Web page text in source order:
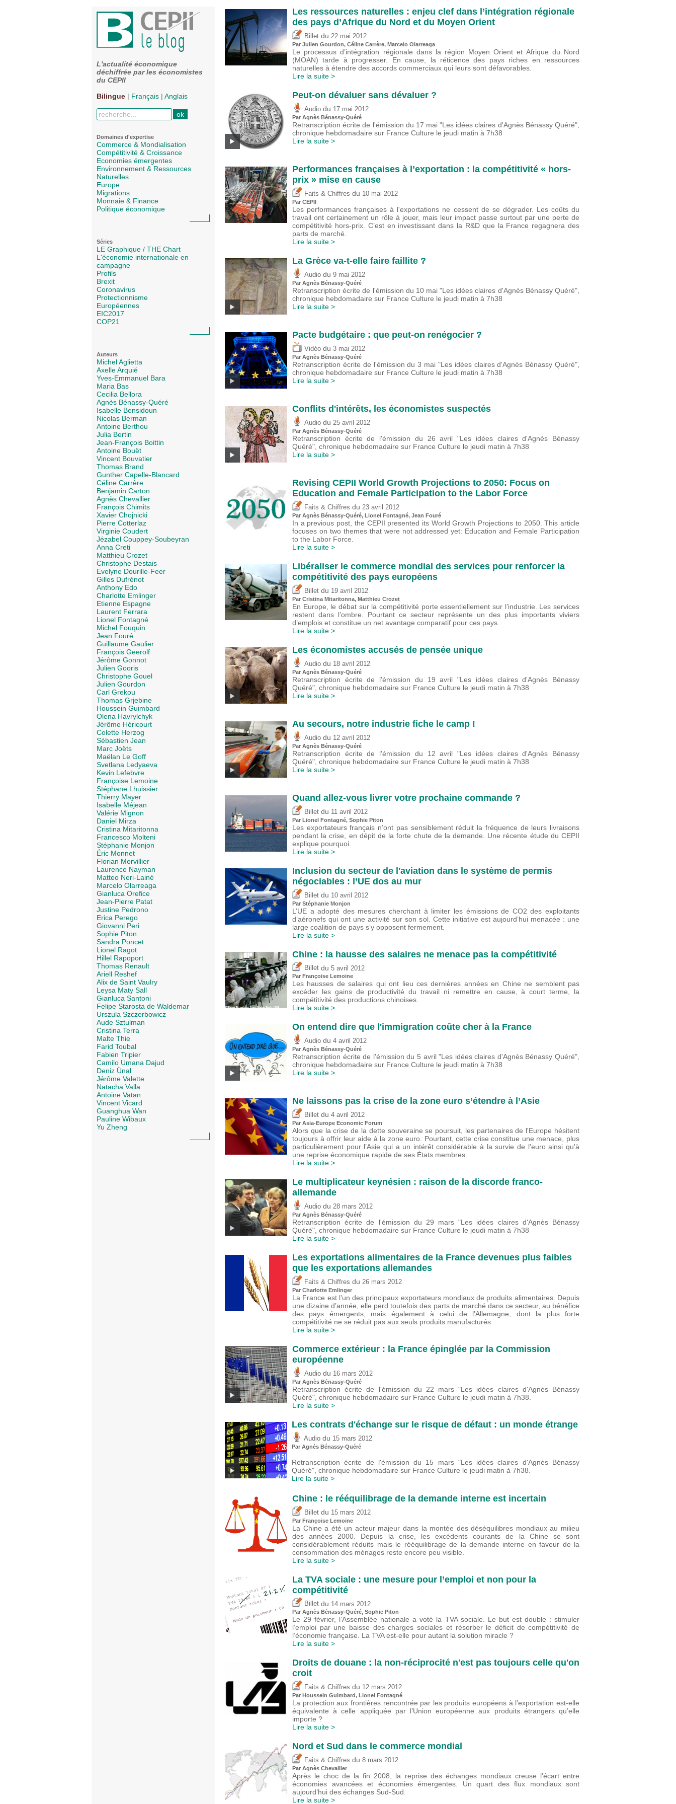
L'actualité économique
déchiffrée par les économistes
du CEPII
Bilingue | Français | Anglais
Domaines d'expertise
Commerce & Mondialisation
Compétitivité & Croissance
Economies émergentes
Environnement & Ressources
Naturelles
Europe
Migrations
Monnaie & Finance
Politique économique
Séries
LE Graphique / THE Chart
L'économie internationale en
campagne
Profils
Brexit
Coronavirus
Protectionnisme
Européennes
EIC2017
COP21
Auteurs
Michel Aglietta
Axelle Arquié
Yves-Emmanuel Bara
Maria Bas
Cecilia Bellora
Agnès Bénassy-Quéré
Isabelle Bensidoun
Nicolas Berman
Antoine Berthou
Julia Bertin
Jean-François Boittin
Antoine Bouët
Vincent Bouvatier
Thomas Brand
Gunther Capelle-Blancard
Céline Carrère
Benjamin Carton
Agnès Chevallier
François Chimits
Xavier Chojnicki
Pierre Cotterlaz
Virginie Coudert
Jézabel Couppey-Soubeyran
Anna Creti
Matthieu Crozet
Christophe Destais
Evelyne Dourille-Feer
Gilles Dufrénot
Anthony Edo
Charlotte Emlinger
Etienne Espagne
Laurent Ferrara
Lionel Fontagné
Michel Fouquin
Jean Fouré
Guillaume Gaulier
François Geerolf
Jérôme Gonnot
Julien Gooris
Christophe Gouel
Julien Gourdon
Carl Grekou
Thomas Grjebine
Houssein Guimbard
Olena Havrylchyk
Jérôme Héricourt
Colette Herzog
Sébastien Jean
Marc Joëts
Maëlan Le Goff
Svetlana Ledyaeva
Kevin Lefebvre
Françoise Lemoine
Stéphane Lhuissier
Thierry Mayer
Isabelle Méjean
Valérie Mignon
Daniel Mirza
Cristina Mitaritonna
Francesco Molteni
Stéphanie Monjon
Éric Monnet
Florian Morvillier
Laurence Nayman
Matteo Neri-Lainé
Marcelo Olarreaga
Gianluca Orefice
Jean-Pierre Patat
Justine Pedrono
Erica Perego
Giovanni Peri
Sophie Piton
Sandra Poncet
Lionel Ragot
Hillel Rapoport
Thomas Renault
Ariell Reshef
Alix de Saint Vaulry
Leysa Maty Sall
Gianluca Santoni
Felipe Starosta de Waldemar
Urszula Szczerbowicz
Aude Sztulman
Cristina Terra
Malte Thie
Farid Toubal
Fabien Tripier
Camilo Umana Dajud
Deniz Ünal
Jérôme Valette
Natacha Valla
Antoine Vatan
Vincent Vicard
Guanghua Wan
Pauline Wibaux
Yu Zheng
Les ressources naturelles : enjeu clef dans l’intégration régionale
des pays d’Afrique du Nord et du Moyen Orient
Billet du 22 mai 2012
Par Julien Gourdon, Céline Carrère, Marcelo Olarreaga
Le processus d’intégration régionale dans la région Moyen Orient et Afrique du Nord
(MOAN) tarde à progresser. En cause, la réticence des pays riches en ressources
naturelles à étendre des accords commerciaux qui leurs sont défavorables.
Lire la suite >
Peut-on dévaluer sans dévaluer ?
Audio du 17 mai 2012
Par Agnès Bénassy-Quéré
Retranscription écrite de l'émission du 17 mai "Les idées claires d'Agnès Bénassy Quéré",
chronique hebdomadaire sur France Culture le jeudi matin à 7h38
Lire la suite >
Performances françaises à l’exportation : la compétitivité « hors-
prix » mise en cause
Faits & Chiffres du 10 mai 2012
Par CEPII
Les performances françaises à l'exportations ne cessent de se dégrader. Les coûts du
travail ont certainement un rôle à jouer, mais leur impact passe surtout par une perte de
compétitivité hors-prix. C’est en investissant dans la R&D que la France regagnera des
parts de marché.
Lire la suite >
La Grèce va-t-elle faire faillite ?
Audio du 9 mai 2012
Par Agnès Bénassy-Quéré
Retranscription écrite de l'émission du 10 mai "Les idées claires d'Agnès Bénassy Quéré",
chronique hebdomadaire sur France Culture le jeudi matin à 7h38
Lire la suite >
Pacte budgétaire : que peut-on renégocier ?
Vidéo du 3 mai 2012
Par Agnès Bénassy-Quéré
Retranscription écrite de l'émission du 3 mai "Les idées claires d'Agnès Bénassy Quéré",
chronique hebdomadaire sur France Culture le jeudi matin à 7h38
Lire la suite >
Conflits d'intérêts, les économistes suspectés
Audio du 25 avril 2012
Par Agnès Bénassy-Quéré
Retranscription écrite de l'émission du 26 avril "Les idées claires d'Agnès Bénassy
Quéré", chronique hebdomadaire sur France Culture le jeudi matin à 7h38
Lire la suite >
Revising CEPII World Growth Projections to 2050: Focus on
Education and Female Participation to the Labor Force
Faits & Chiffres du 23 avril 2012
Par Agnès Bénassy-Quéré, Lionel Fontagné, Jean Fouré
In a previous post, the CEPII presented its World Growth Projections to 2050. This article
focuses on two themes that were not addressed yet: Education and Female Participation
to the Labor Force.
Lire la suite >
Libéraliser le commerce mondial des services pour renforcer la
compétitivité des pays européens
Billet du 19 avril 2012
Par Cristina Mitaritonna, Matthieu Crozet
En Europe, le débat sur la compétitivité porte essentiellement sur l’industrie. Les services
restent dans l’ombre. Pourtant ce secteur représente un des plus importants viviers
d’emplois et constitue un net avantage comparatif pour ces pays.
Lire la suite >
Les économistes accusés de pensée unique
Audio du 18 avril 2012
Par Agnès Bénassy-Quéré
Retranscription écrite de l'émission du 19 avril "Les idées claires d'Agnès Bénassy
Quéré", chronique hebdomadaire sur France Culture le jeudi matin à 7h38
Lire la suite >
Au secours, notre industrie fiche le camp !
Audio du 12 avril 2012
Par Agnès Bénassy-Quéré
Retranscription écrite de l'émission du 12 avril "Les idées claires d'Agnès Bénassy
Quéré", chronique hebdomadaire sur France Culture le jeudi matin à 7h38
Lire la suite >
Quand allez-vous livrer votre prochaine commande ?
Billet du 11 avril 2012
Par Lionel Fontagné, Sophie Piton
Les exportateurs français n’ont pas sensiblement réduit la fréquence de leurs livraisons
pendant la crise, en dépit de la forte chute de la demande. Une récente étude du CEPII
explique pourquoi.
Lire la suite >
Inclusion du secteur de l'aviation dans le système de permis
négociables : l’UE dos au mur
Billet du 10 avril 2012
Par Stéphanie Monjon
L’UE a adopté des mesures cherchant à limiter les émissions de CO2 des exploitants
d’aéronefs qui ont une activité sur son sol. Cette initiative est aujourd’hui menacée : une
large coalition de pays s’y opposent fermement.
Lire la suite >
Chine : la hausse des salaires ne menace pas la compétitivité
Billet du 5 avril 2012
Par Françoise Lemoine
Les hausses de salaires qui ont lieu ces dernières années en Chine ne semblent pas
excéder les gains de productivité du travail ni remettre en cause, à court terme, la
compétitivité des productions chinoises.
Lire la suite >
On entend dire que l'immigration coûte cher à la France
Audio du 4 avril 2012
Par Agnès Bénassy-Quéré
Retranscription écrite de l'émission du 5 avril "Les idées claires d'Agnès Bénassy Quéré",
chronique hebdomadaire sur France Culture le jeudi matin à 7h38
Lire la suite >
Ne laissons pas la crise de la zone euro s’étendre à l’Asie
Billet du 4 avril 2012
Par Asia-Europe Economic Forum
Alors que la crise de la dette souveraine se poursuit, les partenaires de l'Europe hésitent
toujours à offrir leur aide à la zone euro. Pourtant, cette crise constitue une menace, plus
particulièrement pour l’Asie qui a un intérêt considérable à la survie de l'euro ainsi qu'à
une reprise économique rapide de ses États membres.
Lire la suite >
Le multiplicateur keynésien : raison de la discorde franco-
allemande
Audio du 28 mars 2012
Par Agnès Bénassy-Quéré
Retranscription écrite de l'émission du 29 mars "Les idées claires d'Agnès Bénassy
Quéré", chronique hebdomadaire sur France Culture le jeudi matin à 7h38
Lire la suite >
Les exportations alimentaires de la France devenues plus faibles
que les exportations allemandes
Faits & Chiffres du 26 mars 2012
Par Charlotte Emlinger
La France est l’un des principaux exportateurs mondiaux de produits alimentaires. Depuis
une dizaine d’année, elle perd toutefois des parts de marché dans ce secteur, au bénéfice
des pays émergents, mais également à celui de l’Allemagne, dont la plus forte
compétitivité ne se réduit pas aux seuls produits manufacturés.
Lire la suite >
Commerce extérieur : la France épinglée par la Commission
européenne
Audio du 16 mars 2012
Par Agnès Bénassy-Quéré
Retranscription écrite de l'émission du 22 mars "Les idées claires d'Agnès Bénassy
Quéré", chronique hebdomadaire sur France Culture le jeudi matin à 7h38.
Lire la suite >
Les contrats d'échange sur le risque de défaut : un monde étrange
Audio du 15 mars 2012
Par Agnès Bénassy-Quéré
Retranscription écrite de l'émission du 15 mars "Les idées claires d'Agnès Bénassy
Quéré", chronique hebdomadaire sur France Culture le jeudi matin à 7h38.
Lire la suite >
Chine : le rééquilibrage de la demande interne est incertain
Billet du 15 mars 2012
Par Françoise Lemoine
La Chine a été un acteur majeur dans la montée des déséquilibres mondiaux au milieu
des années 2000. Depuis la crise, les excédents courants de la Chine se sont
considérablement réduits mais le rééquilibrage de la demande interne en faveur de la
consommation des ménages reste encore peu visible.
Lire la suite >
La TVA sociale : une mesure pour l’emploi et non pour la
compétitivité
Billet du 14 mars 2012
Par Agnès Bénassy-Quéré, Sophie Piton
Le 29 février, l’Assemblée nationale a voté la TVA sociale. Le but est double : stimuler
l’emploi par une baisse des charges sociales et résorber le déficit de compétitivité de
l’économie française. La TVA est-elle pour autant la solution miracle ?
Lire la suite >
Droits de douane : la non-réciprocité n'est pas toujours celle qu'on
croit
Faits & Chiffres du 12 mars 2012
Par Houssein Guimbard, Lionel Fontagné
La protection aux frontières rencontrée par les produits européens à l’exportation est-elle
équivalente à celle appliquée par l’Union européenne aux produits étrangers qu’elle
importe ?
Lire la suite >
Nord et Sud dans le commerce mondial
Faits & Chiffres du 8 mars 2012
Par Agnès Chevallier
Après le choc de la fin 2008, la reprise des échanges mondiaux creuse l’écart entre
économies avancées et économies émergentes. Un quart des flux mondiaux sont
aujourd’hui des échanges Sud-Sud.
Lire la suite >